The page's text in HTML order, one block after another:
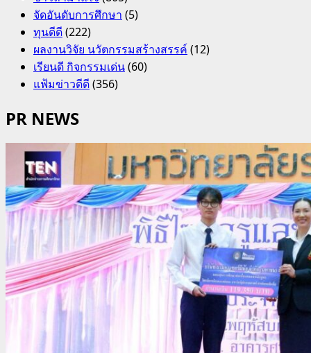
จัดอันดับการศึกษา (5)
ทุนดีดี(222)
ผลงานวิจัย นวัตกรรมสร้างสรรค์(12)
เรียนดี กิจกรรมเด่น(60)
แฟ้มข่าวดีดี(356)
PR NEWS